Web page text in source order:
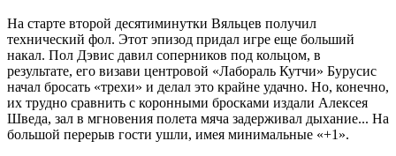
На старте второй десятиминутки Вяльцев получил
технический фол. Этот эпизод придал игре еще больший
накал. Пол Дэвис давил соперников под кольцом, в
результате, его визави центровой «Лабораль Кутчи» Бурусис
начал бросать «трехи» и делал это крайне удачно. Но, конечно,
их трудно сравнить с коронными бросками издали Алексея
Шведа, зал в мгновения полета мяча задерживал дыхание... На
большой перерыв гости ушли, имея минимальные «+1».